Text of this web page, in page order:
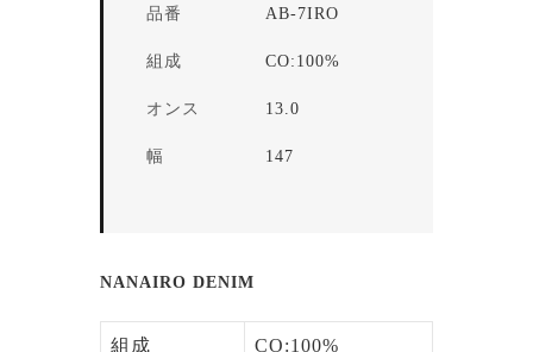
品番 AB-7IRO
組成 CO:100%
オンス 13.0
幅 147
NANAIRO DENIM
組成 CO:100%